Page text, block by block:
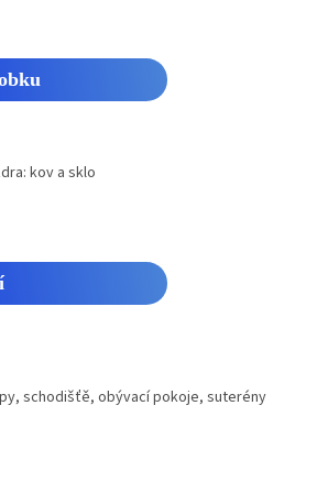
kov a sklo
schodišťě, obývací pokoje, suterény